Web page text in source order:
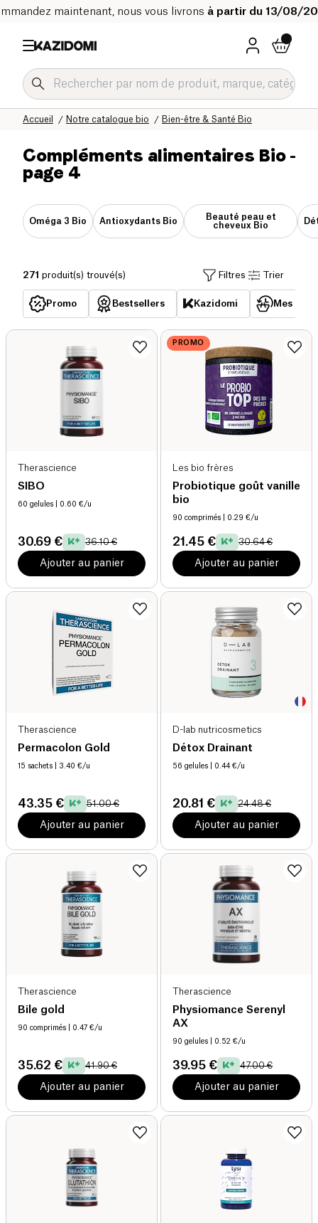
maintenant, nous vous livrons à partir du 13/08/
Bien-être & Santé Bio
Notre catalogue bio
Accueil
Compléments alimentaires Bio -
page 4
Oméga 3 Bio Antioxydants Bio
Beauté peau et
cheveux Bio
271 produit(s) trouvé(s) Filtres Trier
Promo Bestsellers Kazidomi Mes
Therascience
SIBO
60 gelules | 0.60 €/u
30.69 € 36.10 €
Ajouter au panier
PROMO
Les bio frères
Probiotique goût vanille
bio
90 comprimés | 0.29 €/u
21.45 € 30.64 €
Ajouter au panier
Therascience
Permacolon Gold
15 sachets | 3.40 €/u
43.35 € 51.00 €
Ajouter au panier
D-lab nutricosmetics
Détox Drainant
56 gelules | 0.44 €/u
20.81 € 24.48 €
Ajouter au panier
Therascience
Bile gold
90 comprimés | 0.47 €/u
35.62 € 41.90 €
Ajouter au panier
Therascience
Physiomance Serenyl
AX
90 gelules | 0.52 €/u
39.95 € 47.00 €
Ajouter au panier